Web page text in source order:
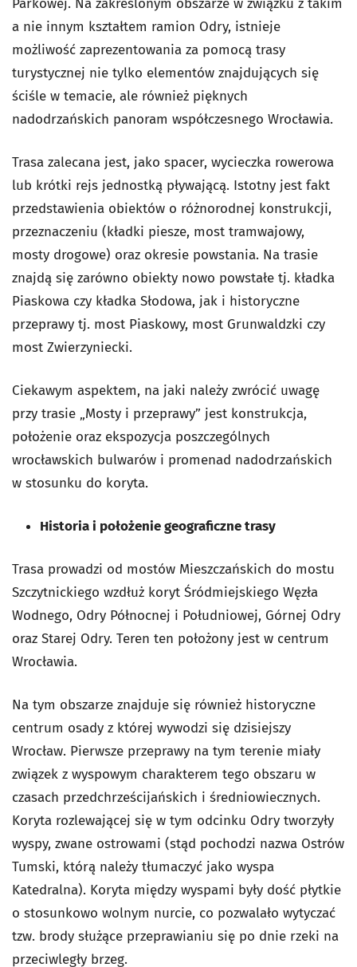
Parkowej. Na zakreślonym obszarze w związku z takim
a nie innym kształtem ramion Odry, istnieje
możliwość zaprezentowania za pomocą trasy
turystycznej nie tylko elementów znajdujących się
ściśle w temacie, ale również pięknych
nadodrzańskich panoram współczesnego Wrocławia.
Trasa zalecana jest, jako spacer, wycieczka rowerowa
lub krótki rejs jednostką pływającą. Istotny jest fakt
przedstawienia obiektów o różnorodnej konstrukcji,
przeznaczeniu (kładki piesze, most tramwajowy,
mosty drogowe) oraz okresie powstania. Na trasie
znajdą się zarówno obiekty nowo powstałe tj. kładka
Piaskowa czy kładka Słodowa, jak i historyczne
przeprawy tj. most Piaskowy, most Grunwaldzki czy
most Zwierzyniecki.
Ciekawym aspektem, na jaki należy zwrócić uwagę
przy trasie „Mosty i przeprawy” jest konstrukcja,
położenie oraz ekspozycja poszczególnych
wrocławskich bulwarów i promenad nadodrzańskich
w stosunku do koryta.
Historia i położenie geograficzne trasy
Trasa prowadzi od mostów Mieszczańskich do mostu
Szczytnickiego wzdłuż koryt Śródmiejskiego Węzła
Wodnego, Odry Północnej i Południowej, Górnej Odry
oraz Starej Odry. Teren ten położony jest w centrum
Wrocławia.
Na tym obszarze znajduje się również historyczne
centrum osady z której wywodzi się dzisiejszy
Wrocław. Pierwsze przeprawy na tym terenie miały
związek z wyspowym charakterem tego obszaru w
czasach przedchrześcijańskich i średniowiecznych.
Koryta rozlewającej się w tym odcinku Odry tworzyły
wyspy, zwane ostrowami (stąd pochodzi nazwa Ostrów
Tumski, którą należy tłumaczyć jako wyspa
Katedralna). Koryta między wyspami były dość płytkie
o stosunkowo wolnym nurcie, co pozwalało wytyczać
tzw. brody służące przeprawianiu się po dnie rzeki na
przeciwległy brzeg.